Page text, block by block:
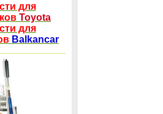
для
Toyota
для
Balkancar